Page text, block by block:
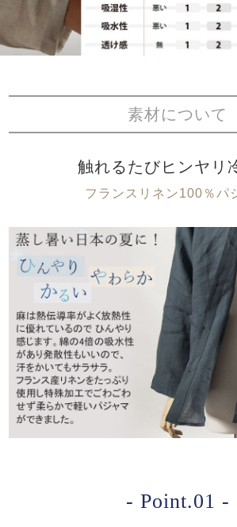
素材について
触れるたびヒンヤリ
フランスリネン100％パ
- Point.01 -